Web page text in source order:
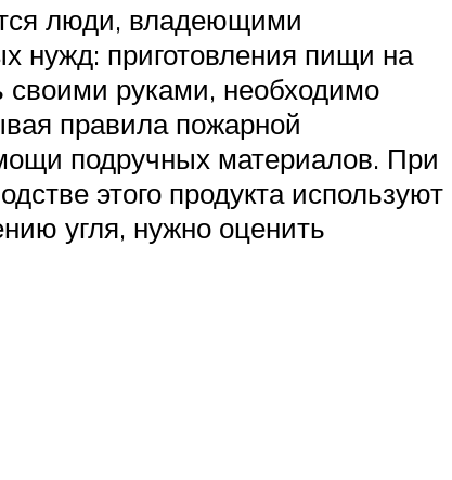
люди, владеющими
нужд: приготовления пищи на
своими руками, необходимо
правила пожарной
подручных материалов. При
этого продукта используют
угля, нужно оценить